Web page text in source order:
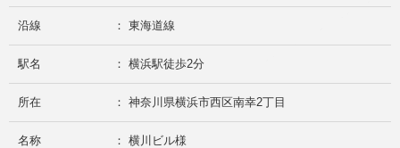
沿線 ： 東海道線
駅名 ： 横浜駅徒歩2分
所在 ： 神奈川県横浜市西区南幸2丁目
名称 ： 横川ビル様